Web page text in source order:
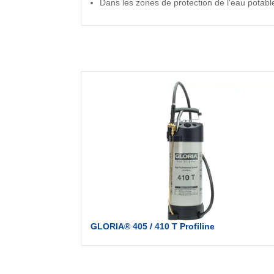
Dans les zones de protection de l'eau
GLORIA® 405 / 410 T Profiline